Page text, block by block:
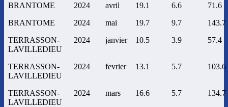
BRANTOME
2024 avril 19.1 6.6
71.6
BRANTOME
2024 mai 19.7 9.7
143.7
TERRASSON-
LAVILLEDIEU
2024 janvier 10.5 3.9 57.4
TERRASSON-
LAVILLEDIEU
2024 fevrier 13.1 5.7 103.6
TERRASSON-
LAVILLEDIEU
2024 mars 16.6 5.7 134.7